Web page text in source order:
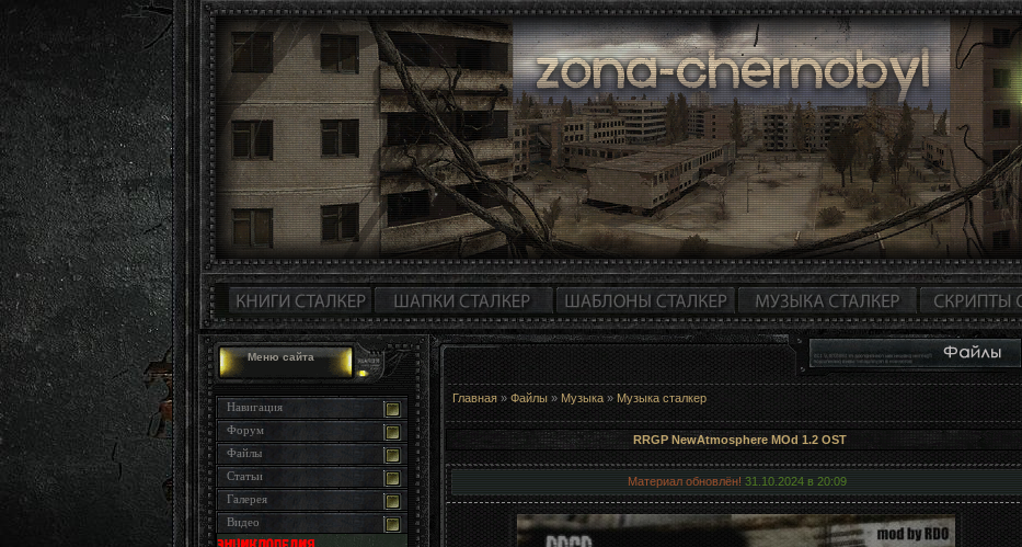
Меню сайта
Навигация
Форум
Файлы
Статьи
Галерея
Видео
Главная » Файлы » Музыка » Музыка сталкер
RRGP NewAtmosphere MOd 1.2 OST
Материал обновлён! 31.10.2024 в 20:09